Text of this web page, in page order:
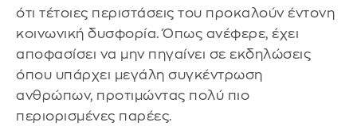
ότι τέτοιες περιστάσεις του προκαλούν έντονη
κοινωνική δυσφορία. Όπως ανέφερε, έχει
αποφασίσει να μην πηγαίνει σε εκδηλώσεις
όπου υπάρχει μεγάλη συγκέντρωση
ανθρώπων, προτιμώντας πολύ πιο
περιορισμένες παρέες.